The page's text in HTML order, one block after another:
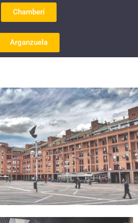
Chamberí
Arganzuela